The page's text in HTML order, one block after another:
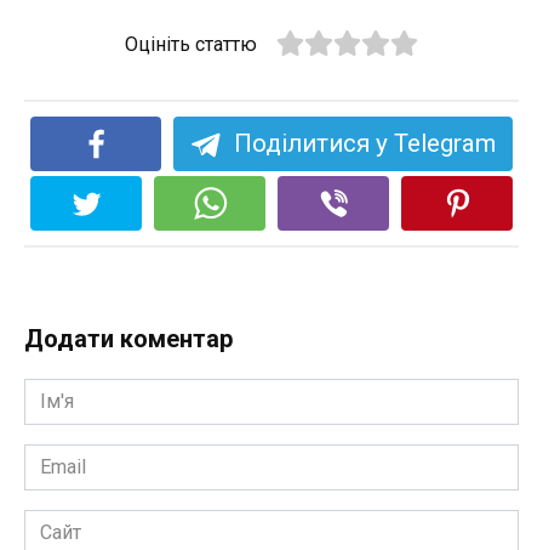
Оцініть статтю
Поділитися у Telegram
Додати коментар
Ім'я
*
Email
*
Сайт